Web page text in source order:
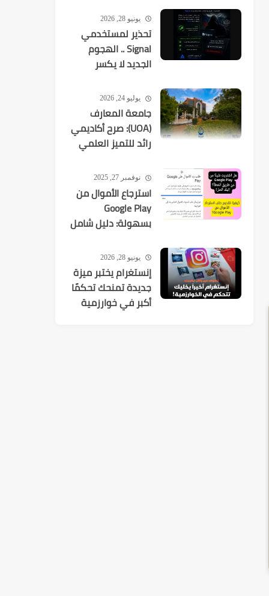
يونيو 28, 2026
تحذير لمستخدمي
Signal .. الهجوم
الجديد لا يكسر
يستهدفك
يوليو 24, 2026
جامعة المعارف
(UOA): صرح أكاديمي
رائد للتميز العلمي
نوفمبر 27, 2025
استرجاع الأموال من
Google Play
بسهولة: دليل شامل
يونيو 28, 2026
إنستغرام يختبر ميزة
جديدة تمنحك تحكمًا
أكبر في خوارزمية